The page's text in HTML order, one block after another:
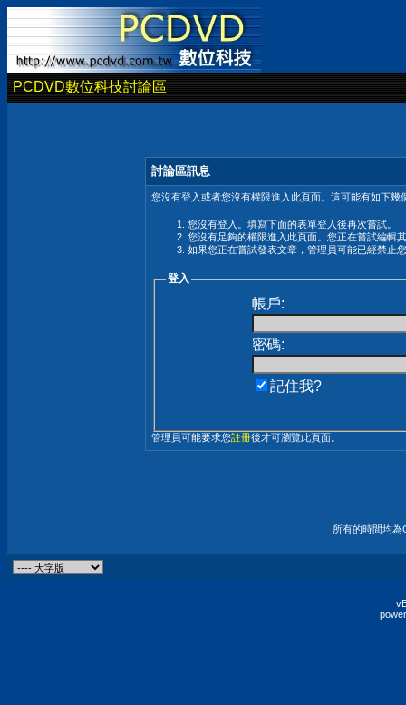
PCDVD數位科技討論區
討論區訊息
您沒有登入或者您沒有權限進入此頁面。這可能有如下幾
您沒有登入。填寫下面的表單登入後再次嘗試。
您沒有足夠的權限進入此頁面。您正在嘗試編輯
如果您正在嘗試發表文章，管理員可能已經禁止
登入
帳戶:
密碼:
記住我?
管理員可能要求您註冊後才可瀏覽此頁面。
所有的時間均為